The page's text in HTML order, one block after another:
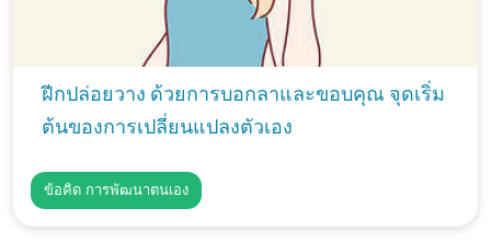
ฝีกปล่อยวาง ด้วยการบอกลาและขอบคุณ จุดเริ่ม
ต้นของการเปลี่ยนแปลงตัวเอง
ข้อคิด การพัฒนาตนเอง